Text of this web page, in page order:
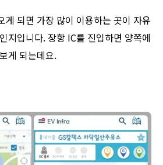
게 되면 가장 많이 이용하는 곳이 자유
지입니다. 장항 IC를 진입하면 양쪽에
게 되는데요.